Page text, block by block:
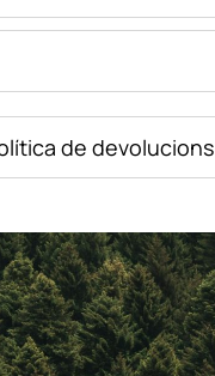
de devolucions